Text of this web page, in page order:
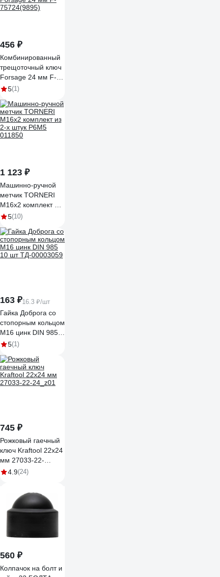
456 ₽
Комбинированный
трещоточный ключ
Forsage 24 мм F-
75724(9895)
5(1)
1 123 ₽
Машинно-ручной
метчик TORNERI
М16х2 комплект из
2-х штук Р6М5
5(10)
163 ₽16.3 ₽/шт
Гайка Доброга со
стопорным кольцом
М16 цинк DIN 985
10 шт ТД-00003059
5(1)
745 ₽
Рожковый гаечный
ключ Kraftool 22x24
мм 27033-22-
24_z01
4.9(24)
560 ₽
Колпачок на болт и